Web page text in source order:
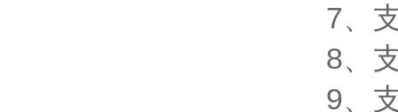
7、支
8、支
9、支